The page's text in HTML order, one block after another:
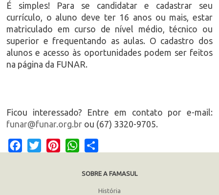
É simples! Para se candidatar e cadastrar seu
currículo, o aluno deve ter 16 anos ou mais, estar
matriculado em curso de nível médio, técnico ou
superior e frequentando as aulas. O cadastro dos
alunos e acesso às oportunidades podem ser feitos
na página da FUNAR.
Ficou interessado? Entre em contato por e-mail:
funar@funar.org.br ou (67) 3320-9705.
Facebook
Twitter PinterestWhatsApp
SOBRE A FAMASUL
História